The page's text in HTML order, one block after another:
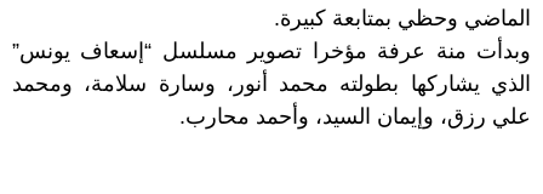
الماضي وحظي بمتابعة كبيرة.
وبدأت منة عرفة مؤخرا تصوير مسلسل “إسعاف يونس”
الذي يشاركها بطولته محمد أنور، وسارة سلامة، ومحمد
علي رزق، وإيمان السيد، وأحمد محارب.